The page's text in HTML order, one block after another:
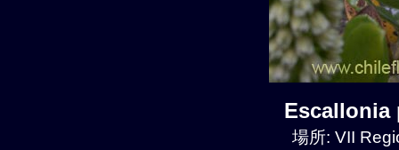
Escallonia
場所: VII